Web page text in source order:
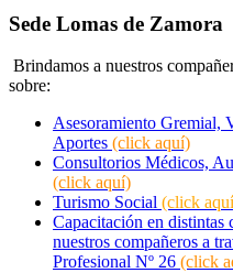
Sede Lomas de Zamora
Brindamos a nuestros
sobre:
Asesoramiento Gremial,
Aportes (click aquí)
Consultorios Médicos,
(click aquí)
Turismo Social (click
Capacitación en distintas
nuestros compañeros a
Profesional Nº 26 (click